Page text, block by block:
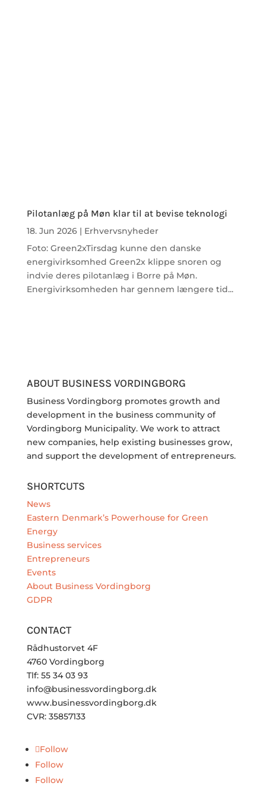
Pilotanlæg på Møn klar til at bevise teknologi
18. Jun 2026| Erhvervsnyheder
Foto: Green2xTirsdag kunne den danske
energivirksomhed Green2x klippe snoren og
indvie deres pilotanlæg i Borre på Møn.
Energivirksomheden har gennem længere tid...
ABOUT BUSINESS VORDINGBORG
Business Vordingborg promotes growth and
development in the business community of
Vordingborg Municipality. We work to attract
new companies, help existing businesses grow,
and support the development of entrepreneurs.
SHORTCUTS
News
Eastern Denmark’s Powerhouse for Green
Energy
Business services
Entrepreneurs
Events
About Business Vordingborg
GDPR
CONTACT
Rådhustorvet 4F
4760 Vordingborg
Tlf: 55 34 03 93
info@businessvordingborg.dk
www.businessvordingborg.dk
CVR: 35857133
Follow
Follow
Follow